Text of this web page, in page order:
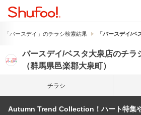
「バースデイ」のチラシ検索結果 「バースデイ/
バースデイ/ベスタ大泉店のチラ
（群馬県邑楽郡大泉町）
チラシ
Autumn Trend Collection！ハート特集